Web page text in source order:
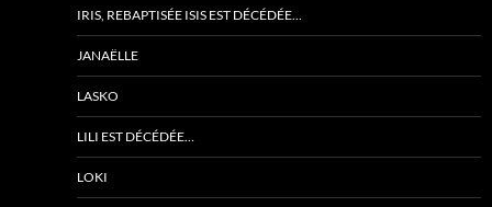
IRIS, REBAPTISÉE ISIS EST DÉCÉDÉE…
JANAËLLE
LASKO
LILI EST DÉCÉDÉE…
LOKI